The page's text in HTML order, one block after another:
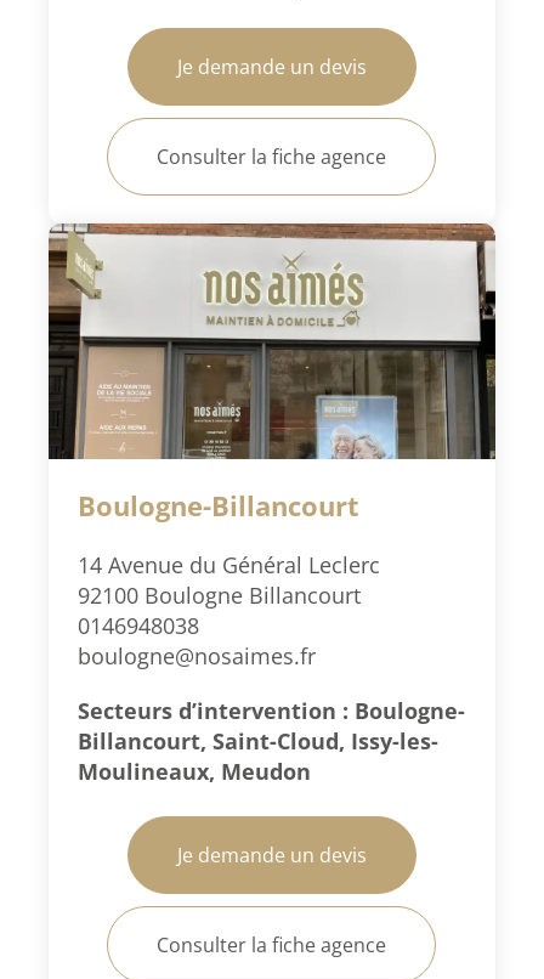
Je demande un devis
Consulter la fiche agence
Boulogne-Billancourt
14 Avenue du Général Leclerc
92100 Boulogne Billancourt
0146948038
boulogne@nosaimes.fr
Secteurs d’intervention : Boulogne-
Billancourt, Saint-Cloud, Issy-les-
Moulineaux, Meudon
Je demande un devis
Consulter la fiche agence